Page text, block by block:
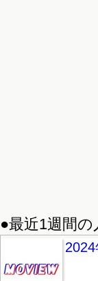
●最近1週間の